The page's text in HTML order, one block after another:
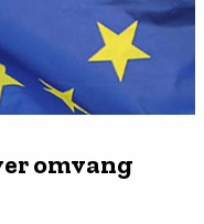
omvang